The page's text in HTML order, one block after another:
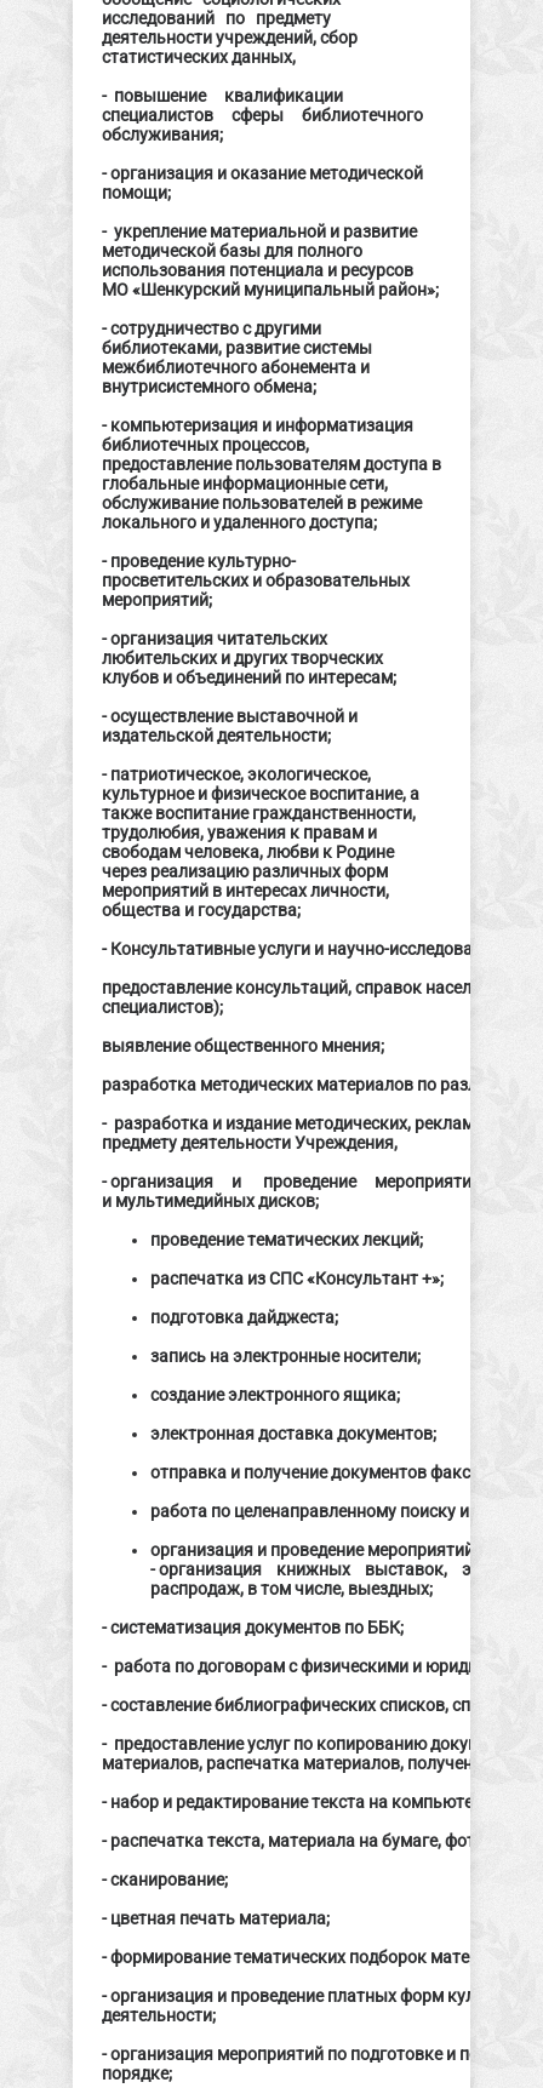
исследований по предмету
деятельности учреждений, сбор
статистических данных,
- повышение квалификации
специалистов сферы библиотечного
обслуживания;
- организация и оказание методической
помощи;
- укрепление материальной и развитие
методической базы для полного
использования потенциала и ресурсов
МО «Шенкурский муниципальный район»;
- сотрудничество с другими
библиотеками, развитие системы
межбиблиотечного абонемента и
внутрисистемного обмена;
- компьютеризация и информатизация
библиотечных процессов,
предоставление пользователям доступа в
глобальные информационные сети,
обслуживание пользователей в режиме
локального и удаленного доступа;
- проведение культурно-
просветительских и образовательных
мероприятий;
- организация читательских
любительских и других творческих
клубов и объединений по интересам;
- осуществление выставочной и
издательской деятельности;
- патриотическое, экологическое,
культурное и физическое воспитание, а
также воспитание гражданственности,
трудолюбия, уважения к правам и
свободам человека, любви к Родине
через реализацию различных форм
мероприятий в интересах личности,
общества и государства;
- Консультативные услуги и научно-
предоставление консультаций, справок населению/
специалистов);
выявление общественного мнения;
разработка методических материалов по различным
- разработка и издание методических, рекламных и
предмету деятельности Учреждения,
- организация и проведение мероприятий, в
и мультимедийных дисков;
проведение тематических лекций;
распечатка из СПС «Консультант +»;
подготовка дайджеста;
запись на электронные носители;
создание электронного ящика;
электронная доставка документов;
отправка и получение документов факсом;
работа по целенаправленному поиску
организация и проведение мероприятий, в том
- организация книжных выставок,
распродаж, в том числе, выездных;
- систематизация документов по ББК;
- работа по договорам с физическими и
- составление библиографических списков, справок и
- предоставление услуг по копированию
материалов, распечатка материалов, полученных
- набор и редактирование текста на компьютере;
- распечатка текста, материала на бумаге, фотобумаге;
- сканирование;
- цветная печать материала;
- формирование тематических подборок материалов
- организация и проведение платных форм
деятельности;
- организация мероприятий по подготовке и
порядке;